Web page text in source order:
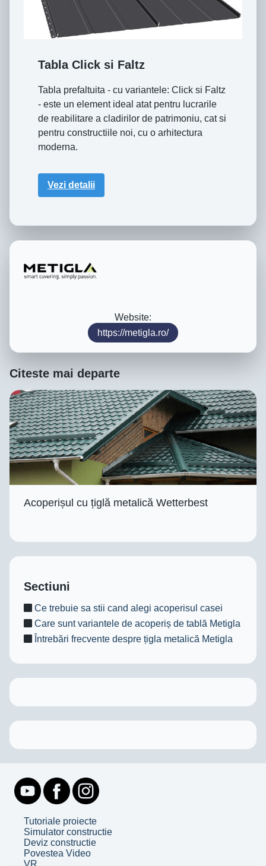
Tabla Click si Faltz
Tabla prefaltuita - cu variantele: Click si Faltz
- este un element ideal atat pentru lucrarile
de reabilitare a cladirilor de patrimoniu, cat si
pentru constructiile noi, cu o arhitectura
moderna.
Vezi detalii
Website:
https://metigla.ro/
Citeste mai departe
Acoperișul cu țiglă metalică Wetterbest
Sectiuni
Ce trebuie sa stii cand alegi acoperisul casei
Care sunt variantele de acoperiș de tablă Metigla
Întrebări frecvente despre țigla metalică Metigla
Tutoriale proiecte
Simulator constructie
Deviz constructie
Povestea Video
VR